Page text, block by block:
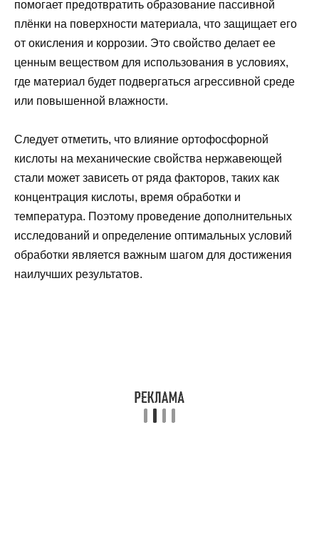
помогает предотвратить образование пассивной
плёнки на поверхности материала, что защищает его
от окисления и коррозии. Это свойство делает ее
ценным веществом для использования в условиях,
где материал будет подвергаться агрессивной среде
или повышенной влажности.
Следует отметить, что влияние ортофосфорной
кислоты на механические свойства нержавеющей
стали может зависеть от ряда факторов, таких как
концентрация кислоты, время обработки и
температура. Поэтому проведение дополнительных
исследований и определение оптимальных условий
обработки является важным шагом для достижения
наилучших результатов.